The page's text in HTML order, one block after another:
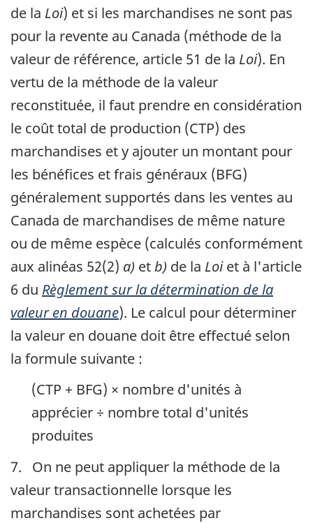
de la Loi) et si les marchandises ne sont pas
pour la revente au Canada (méthode de la
valeur de référence, article 51 de la Loi). En
vertu de la méthode de la valeur
reconstituée, il faut prendre en considération
le coût total de production (CTP) des
marchandises et y ajouter un montant pour
les bénéfices et frais généraux (BFG)
généralement supportés dans les ventes au
Canada de marchandises de même nature
ou de même espèce (calculés conformément
aux alinéas 52(2) a) etb) de la Loiet à l'article
6 du Règlement sur la détermination de la
valeur en douane). Le calcul pour déterminer
la valeur en douane doit être effectué selon
la formule suivante :
(CTP + BFG) × nombre d'unités à
apprécier ÷ nombre total d'unités
produites
7. On ne peut appliquer la méthode de la
valeur transactionnelle lorsque les
marchandises sont achetées par